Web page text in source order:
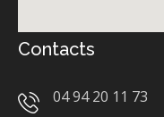
Contacts
04 94 20 11 73